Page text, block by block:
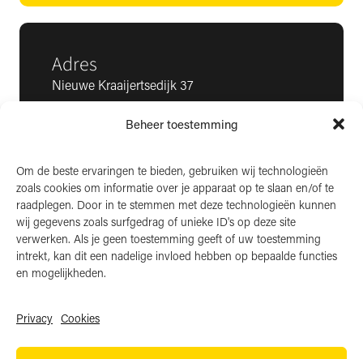
Beheer toestemming
Om de beste ervaringen te bieden, gebruiken wij technologieën
zoals cookies om informatie over je apparaat op te slaan en/of te
raadplegen. Door in te stemmen met deze technologieën kunnen
wij gegevens zoals surfgedrag of unieke ID's op deze site
verwerken. Als je geen toestemming geeft of uw toestemming
intrekt, kan dit een nadelige invloed hebben op bepaalde functies
en mogelijkheden.
Privacy Cookies
Adres
Nieuwe Kraaijertsedijk 37
4458 NK ’s-Heer Arendskerke
BTW: NL006850807
LinkedIn
Instagram
Facebook
Algemene voorwaarden